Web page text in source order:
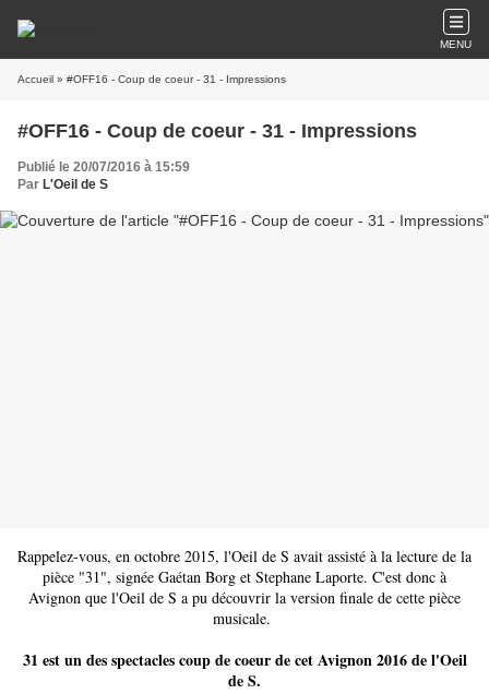
MENU
Accueil » #OFF16 - Coup de coeur - 31 - Impressions
#OFF16 - Coup de coeur - 31 - Impressions
Publié le 20/07/2016 à 15:59
Par L'Oeil de S
Rappelez-vous, en octobre 2015, l'Oeil de S avait assisté à la lecture de la
pièce "31", signée Gaétan Borg et Stephane Laporte. C'est donc à
Avignon que l'Oeil de S a pu découvrir la version finale de cette pièce
musicale.
31 est un des spectacles coup de coeur de cet Avignon 2016 de l'Oeil
de S.